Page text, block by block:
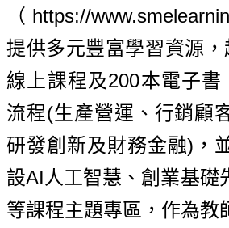
（ https://
提供多元豐富學習資源，
線上課程及200本電子書
流程(生產營運、行銷顧
研發創新及財務金融) ，
設AI人工智慧、創業基礎
等課程主題專區，作為教